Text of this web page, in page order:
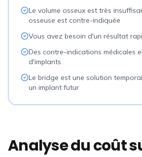
Le volume osseux est très
osseuse est contre-indiquée
Vous avez besoin d'un résultat
Des contre-indications médicales
d'implants
Le bridge est une solution
un implant futur
Analyse du coût